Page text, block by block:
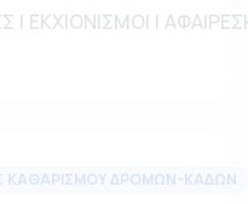
| ΕΚΧΙΟΝΙΣΜΟΙ |
ΚΑΘΑΡΙΣΜΟΥ ΔΡΟΜΩΝ-ΚΑΔΩΝ